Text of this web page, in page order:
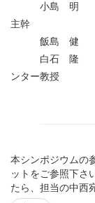
小島 明
主幹
飯島 健
白石 隆
ンター教授
本シンポジウムの
ットをご参照下さ
たら、担当の中西